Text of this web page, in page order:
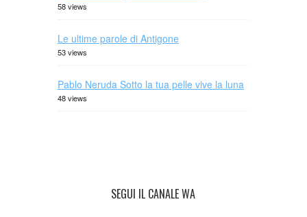
58 views
Le ultime parole di Antigone
53 views
Pablo Neruda Sotto la tua pelle vive la luna
48 views
SEGUI IL CANALE WA